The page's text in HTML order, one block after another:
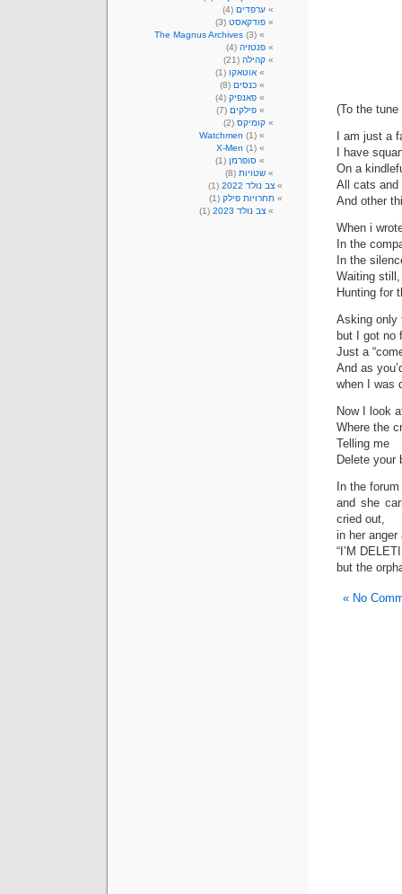
(To the tune
I am just a
I have
On a
All cats and
And other
When i
In the
In the
Waiting
Hunting for
Asking only
but I got no
Just a
And as
when I was
Now I look
Where the
Telling me
Delete your
In the
and she
cried out,
in her anger
“I’M
but the
No
ערפדים (4)
פודקאסט (3)
The Magnus Archives (3)
פנטזיה (4)
קהילה (21)
אוטאקו (1)
כנסים (8)
פאנפיק (4)
פילקים (7)
קומיקס (2)
Watchmen (1)
X-Men (1)
סופרמן (1)
שטויות (8)
צב נולד 2022
(1)
תחרויות פילק (1)
צב נולד 2023
(1)